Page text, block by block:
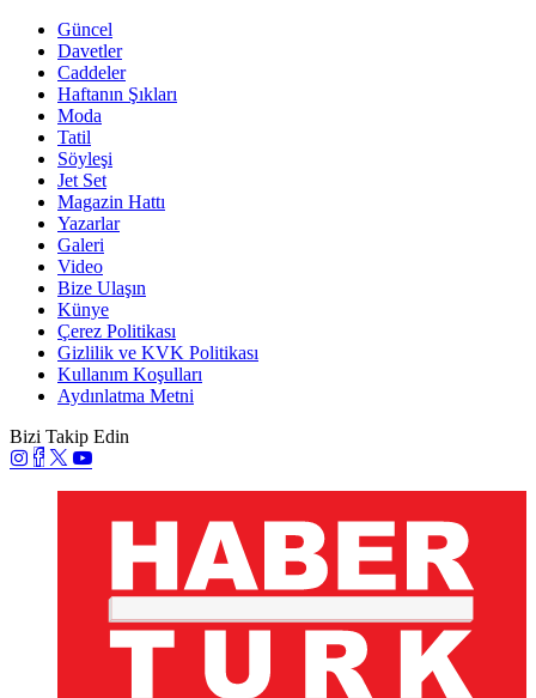
Güncel
Davetler
Caddeler
Haftanın Şıkları
Moda
Tatil
Söyleşi
Jet Set
Magazin Hattı
Yazarlar
Galeri
Video
Bize Ulaşın
Künye
Çerez Politikası
Gizlilik ve KVK Politikası
Kullanım Koşulları
Aydınlatma Metni
Bizi Takip Edin